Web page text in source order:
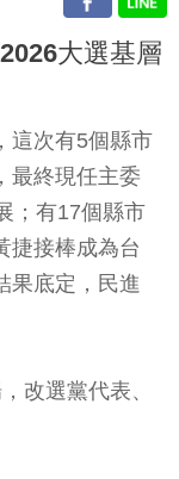
大選基層
這次有5個縣市
最終現任主委
；有17個縣市
捷接棒成為台
果底定，民進
改選黨代表、